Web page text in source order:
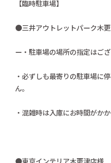
【臨時駐車場】
●三井アウトレットパーク木
ー・駐車場の場所の指定はござ
・必ずしも最寄りの駐車場に
ん。
・混雑時は入庫にお時間がか
●東京インテリア木更津店様